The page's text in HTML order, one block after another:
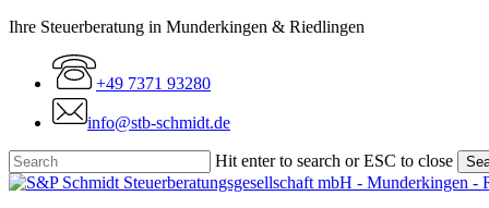
Skip
content
Ihre Steuerberatung in Munderkingen & Riedlingen
+49 7371 93280
info@stb-schmidt.de
Hit enter to search or ESC to close
Close